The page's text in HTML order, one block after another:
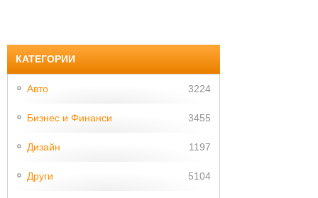
КАТЕГОРИИ
Авто 3224
Бизнес и Финанси 3455
Дизайн 1197
Други 5104